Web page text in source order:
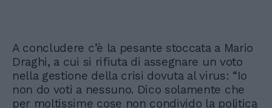
A concludere c’è la pesante stoccata a Mario
Draghi, a cui si rifiuta di assegnare un voto
nella gestione della crisi dovuta al virus: “Io
non do voti a nessuno. Dico solamente che
per moltissime cose non condivido la politica